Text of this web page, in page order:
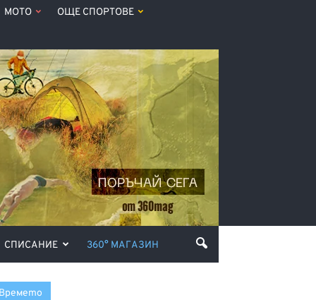
МОТО ОЩЕ СПОРТОВЕ
СПИСАНИЕ 360° МАГАЗИН